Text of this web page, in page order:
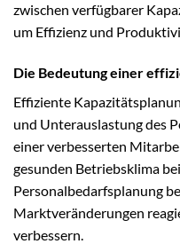
zwischen verfügbarer
um Effizienz und
Die Bedeutung einer
Effiziente
und Unterauslastung des
einer verbesserten
gesunden Betriebsklima
Personalbedarfsplanung
Marktveränderungen
verbessern.